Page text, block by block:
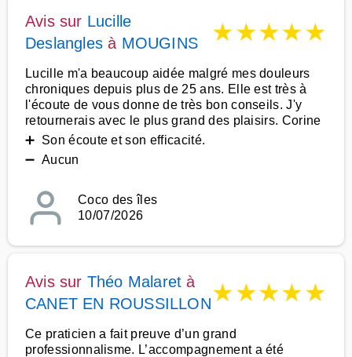
Avis sur Lucille
Deslangles à MOUGINS ★★★★★
Lucille m'a beaucoup aidée malgré mes douleurs
chroniques depuis plus de 25 ans. Elle est très à
l'écoute de vous donne de très bon conseils. J'y
retournerais avec le plus grand des plaisirs. Corine
➕ Son écoute et son efficacité.
➖ Aucun
Coco des îles
10/07/2026
Avis sur Théo Malaret à
CANET EN ROUSSILLON★★★★★
Ce praticien a fait preuve d’un grand
professionnalisme. L’accompagnement a été